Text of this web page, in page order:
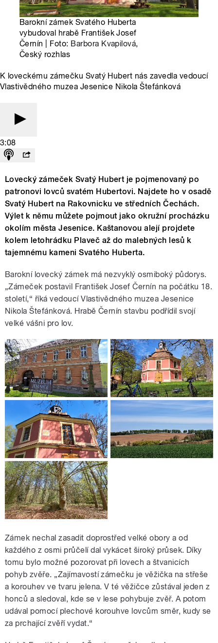
Barokní zámek Svatého Huberta
vybudoval hrabě František Josef
Černín | Foto: Barbora Kvapilová,
Český rozhlas
K loveckému zámečku Svatý Hubert nás zavedla vedoucí
Vlastivědného muzea Jesenice Nikola Štefánková
3:08
Lovecký zámeček Svatý Hubert je pojmenovaný po
patronovi lovců svatém Hubertovi. Najdete ho v osadě
Svatý Hubert na Rakovnicku ve středních Čechách.
Výlet k němu můžete pojmout jako okružní procházku
okolím města Jesenice. Kaštanovou alejí projdete
kolem letohrádku Plaveč až do malebných lesů k
tajemnému kameni Svatého Huberta.
Barokní lovecký zámek má nezvyklý osmiboký půdorys.
„Zámeček postavil František Josef Černín na počátku 18.
století,“ říká vedoucí Vlastivědného muzea Jesenice
Nikola Štefánková. Hrabě Černín stavbu podřídil svojí
velké vášni pro lov.
Zámek nechal zasadit doprostřed velké obory a od
každého z osmi průčelí dal vykácet široký průsek. Díky
tomu bylo možné pozorovat při lovech a štvanicích
pohyb zvěře. „Zajímavostí zámečku je věžička na střeše
a korouhev ve tvaru jelena. V té věžičce zůstával jeden z
honců a sledoval, kde se v lese pohybuje zvěř. A potom
udával pomocí plechové korouhve lovcům směr, kudy se
za prchající zvěří vydat.“